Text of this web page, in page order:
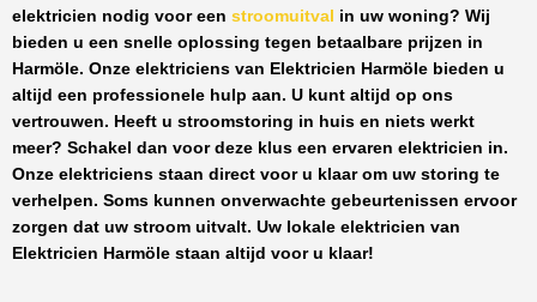
elektricien nodig voor een stroomuitval in uw woning? Wij
bieden u een snelle oplossing tegen betaalbare prijzen in
Harmöle. Onze elektriciens van Elektricien Harmöle bieden u
altijd een professionele hulp aan. U kunt altijd op ons
vertrouwen. Heeft u stroomstoring in huis en niets werkt
meer? Schakel dan voor deze klus een ervaren elektricien in.
Onze elektriciens staan direct voor u klaar om uw storing te
verhelpen. Soms kunnen onverwachte gebeurtenissen ervoor
zorgen dat uw stroom uitvalt. Uw lokale elektricien van
Elektricien Harmöle staan altijd voor u klaar!